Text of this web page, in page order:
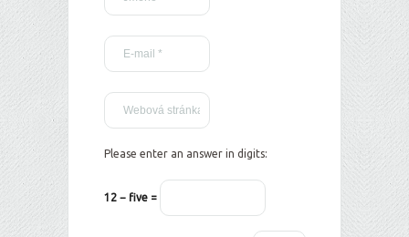
Please enter an answer in digits:
12 − five =